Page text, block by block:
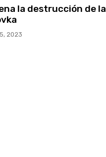
la destrucción de la
2023